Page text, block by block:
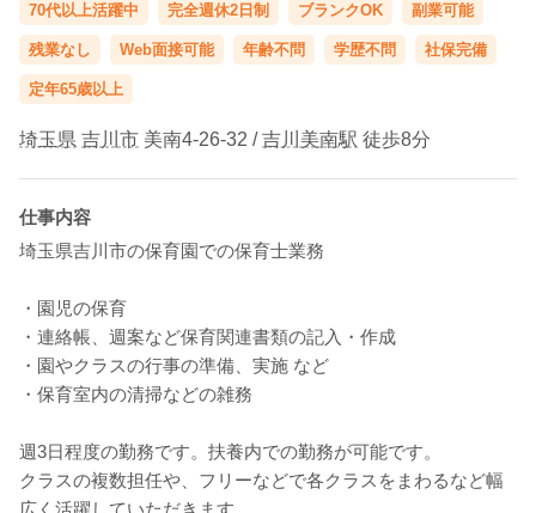
70代以上活躍中 完全週休2日制 ブランクOK 副業可能
残業なし Web面接可能 年齢不問 学歴不問 社保完備
定年65歳以上
埼玉県 吉川市 美南4-26-32 /吉川美南駅 徒歩8分
仕事内容
埼玉県吉川市の保育園での保育士業務
・園児の保育
・連絡帳、週案など保育関連書類の記入・作成
・園やクラスの行事の準備、実施 など
・保育室内の清掃などの雑務
週3日程度の勤務です。扶養内での勤務が可能です。
クラスの複数担任や、フリーなどで各クラスをまわるなど幅
広く活躍していただきます。